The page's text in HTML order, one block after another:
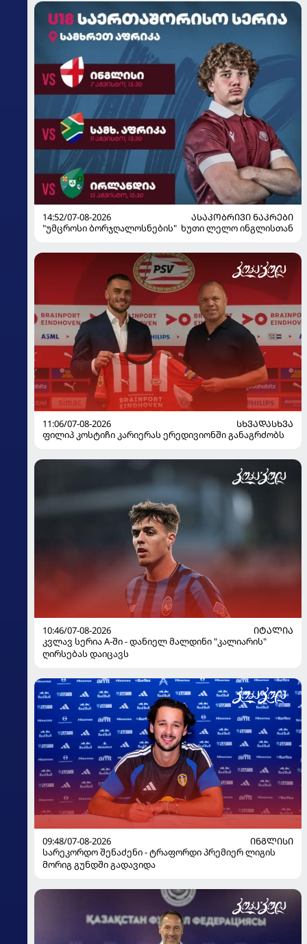
14:52/07-08-2026
ᲐᲡᲐᲙᲝᲑᲠᲘᲕᲘ ᲜᲐᲙᲠᲔᲑᲘ
"უმცროსი ბორჯღალოსნების" ხუთი ლელო ინგლისთან
11:06/07-08-2026
ᲡᲮᲕᲐᲓᲐᲡᲮᲕᲐ
ფილიპ კოსტიჩი კარიერას ერედივიონში განაგრძობს
10:46/07-08-2026
ᲘᲢᲐᲚᲘᲐ
კვლავ სერია A-ში - დანიელ მალდინი "კალიარის"
ღირსებას დაიცავს
09:48/07-08-2026
ᲘᲜᲒᲚᲘᲡᲘ
სარეკორდო შენაძენი - ტრაფორდი პრემიერ ლიგის
მორიგ გუნდში გადავიდა